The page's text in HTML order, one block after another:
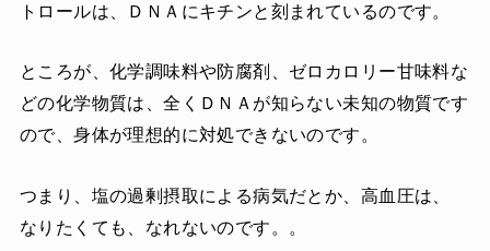
トロールは、ＤＮＡにキチンと刻まれているのです。
ところが、化学調味料や防腐剤、ゼロカロリー甘味料な
どの化学物質は、全くＤＮＡが知らない未知の物質です
ので、身体が理想的に対処できないのです。
つまり、塩の過剰摂取による病気だとか、高血圧は、
なりたくても、なれないのです。。